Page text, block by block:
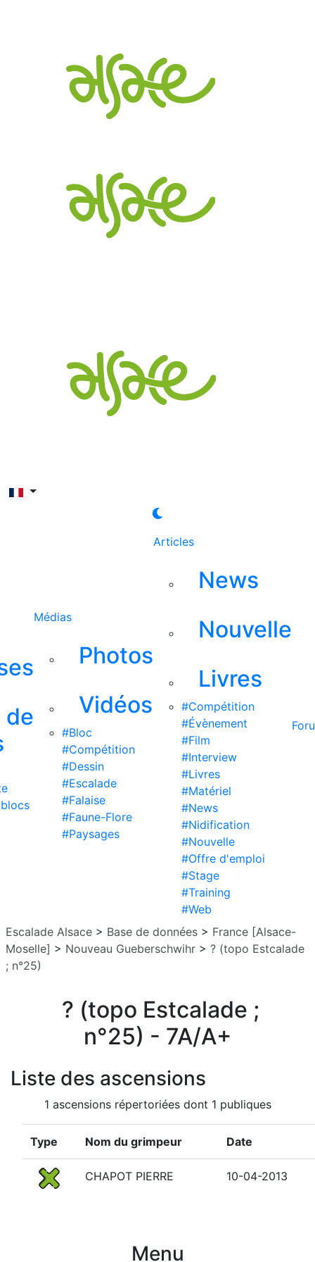
de
Médias
Photos
Vidéos
#Bloc
#Compétition
#Dessin
#Escalade
#Falaise
#Faune-Flore
#Paysages
Articles
News
Nouvelle
Livres
#Compétition
#Évènement
#Film
#Interview
#Livres
#Matériel
#News
#Nidification
#Nouvelle
#Offre d'emploi
#Stage
#Training
#Web
Escalade Alsace > Base de données > France [Alsace-
Moselle] > Nouveau Gueberschwihr > ? (topo Estcalade
; n°25)
? (topo Estcalade ;
n°25) - 7A/A+
Liste des ascensions
1 ascensions répertoriées dont 1 publiques
Type Nom du grimpeur Date
CHAPOT PIERRE 10-04-2013
Menu